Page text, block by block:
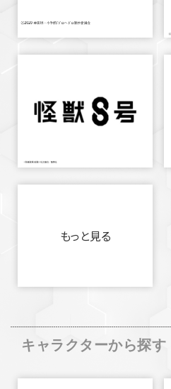
もっと見る
キャラクターから探す